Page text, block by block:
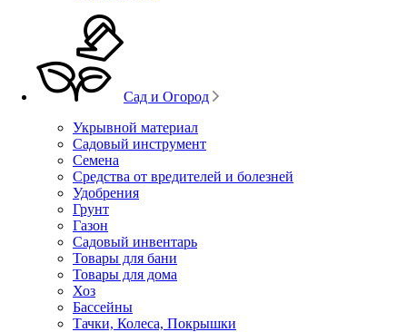
Сад и Огород
Укрывной материал
Садовый инструмент
Семена
Средства от вредителей и болезней
Удобрения
Грунт
Газон
Садовый инвентарь
Товары для бани
Товары для дома
Хоз
Бассейны
Тачки, Колеса, Покрышки